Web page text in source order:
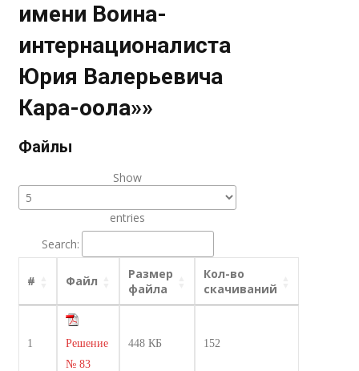
имени Воина-
интернационалиста
Юрия Валерьевича
Кара-оола»»
Файлы
Show
entries
Search:
# Файл
Размер
файла
Кол-во
скачиваний
1
Решение
№ 83
448 КБ 152